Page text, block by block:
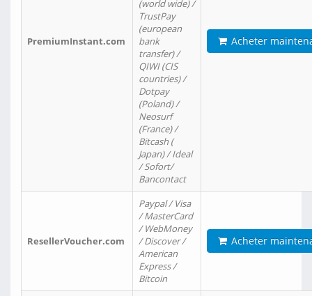
PremiumInstant.com
(world wide) /
TrustPay
(european
bank
transfer) /
QIWI (CIS
countries) /
Dotpay
(Poland) /
Neosurf
(France) /
Bitcash (
Japan) / Ideal
/ Sofort/
Bancontact
Acheter
ResellerVoucher.com
Paypal / Visa
/ MasterCard
/ WebMoney
/ Discover /
American
Express /
Bitcoin
Acheter